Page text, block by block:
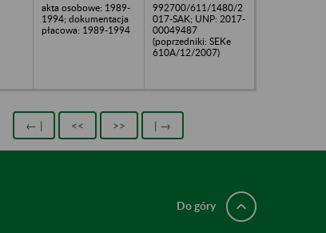
akta osobowe: 1989-
1994; dokumentacja
płacowa: 1989-1994
992700/611/1480/2
017-SAK; UNP: 2017-
00049487
(poprzedniki: SEKe
610A/12/2007)
← | << >> | →
Do góry